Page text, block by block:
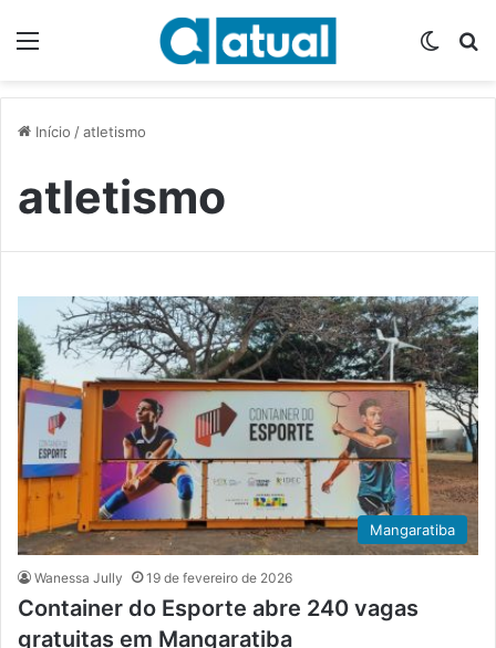
Início /atletismo
atletismo
Mangaratiba
Wanessa Jully 19 de fevereiro de 2026
Container do Esporte abre 240 vagas
gratuitas em Mangaratiba